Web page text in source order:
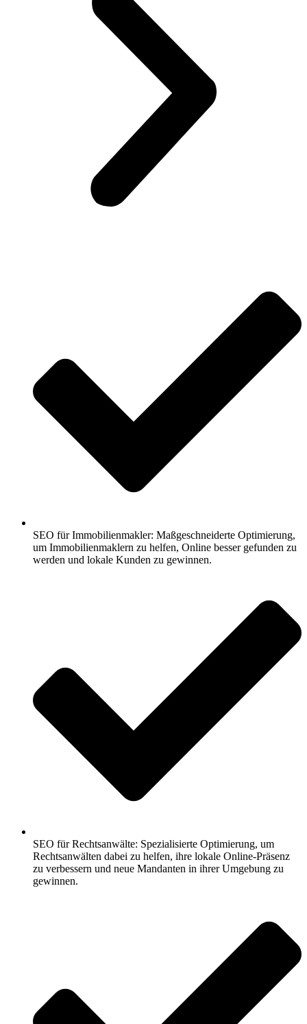
SEO für Immobilienmakler: Maßgeschneiderte Optimierung,
um Immobilienmaklern zu helfen, Online besser gefunden zu
werden und lokale Kunden zu gewinnen.
SEO für Rechtsanwälte: Spezialisierte Optimierung, um
Rechtsanwälten dabei zu helfen, ihre lokale Online-Präsenz
zu verbessern und neue Mandanten in ihrer Umgebung zu
gewinnen.